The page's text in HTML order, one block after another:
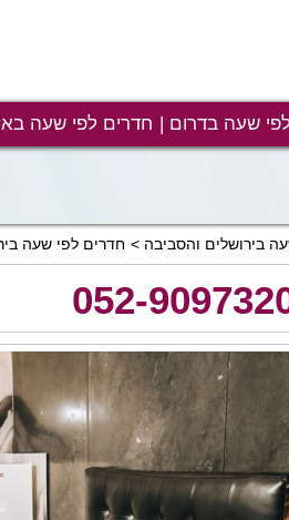
שעה בדרום חדרים לפי שעה
בירושלים והסביבה חדרים לפי שעה
052-